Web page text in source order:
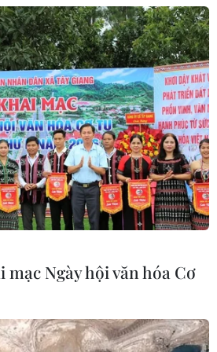
thiệt hại khoảng
Quang
tư hoàn thiện
thải cụm công
mùa Hè
mạc Ngày hội văn hóa Cơ